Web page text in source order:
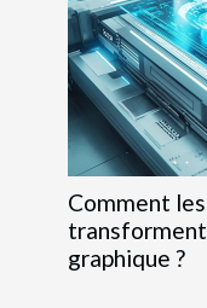
Comment
graphique ?